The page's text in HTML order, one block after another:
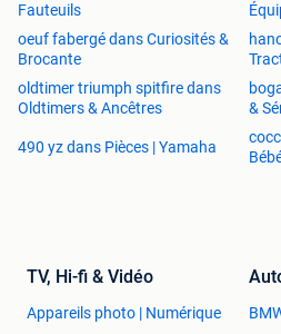
Fauteuils
oeuf fabergé dans Curiosités &
Brocante
oldtimer triumph spitfire dans
Oldtimers & Ancêtres
&
490 yz dans Pièces | Yamaha
TV, Hi-fi & Vidéo
Appareils photo | Numérique